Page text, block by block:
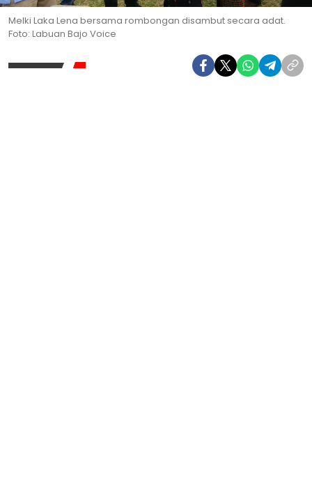
Melki Laka Lena bersama rombongan disambut secara adat.
Foto: Labuan Bajo Voice